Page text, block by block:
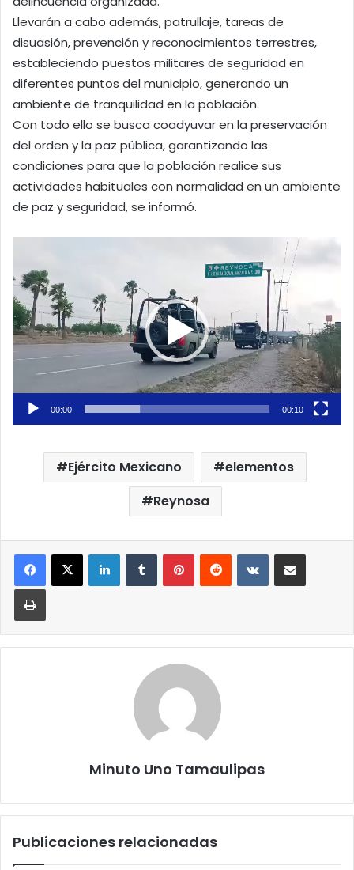
Llevarán a cabo además, patrullaje, tareas de
disuasión, prevención y reconocimientos terrestres,
estableciendo puestos militares de seguridad en
diferentes puntos del municipio, generando un
ambiente de tranquilidad en la población.
Con todo ello se busca coadyuvar en la preservación
del orden y la paz pública, garantizando las
condiciones para que la población realice sus
actividades habituales con normalidad en un ambiente
de paz y seguridad, se informó.
vídeo
00:00 00:10
Ejército Mexicano
elementos
Reynosa
LinkedInTumblrPinterestReddit VKontakteCompartir por correo
Imprimir
Minuto Uno Tamaulipas
Publicaciones relacionadas